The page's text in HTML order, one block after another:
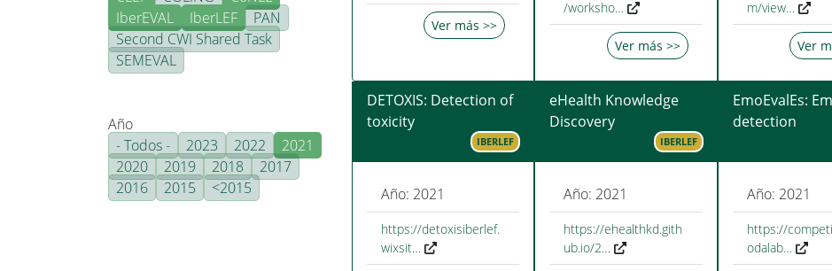
IberEVAL
IberLEF
PAN
Second CWI Shared Task
SEMEVAL
Año
- Todos -
2023 2022
2021
2020
2019 2018
2017
2016
2015 <2015
Ver más >>
/worksho…
Ver más >>
m/view…
Ver
DETOXIS: Detection of
toxicity
IBERLEF
Año: 2021
https://detoxisiberlef.
wixsit…
eHealth Knowledge
Discovery
IBERLEF
Año: 2021
https://ehealthkd.gith
ub.io/2…
EmoEvalEs:
detection
Año: 2021
https://
odalab…